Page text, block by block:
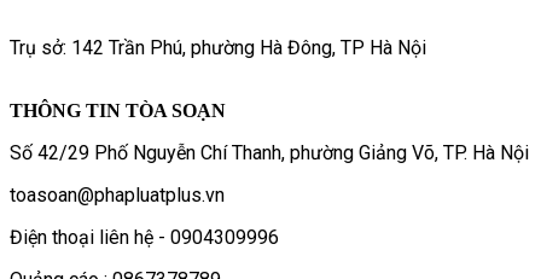
Trụ sở: 142 Trần Phú, phường Hà Đông, TP Hà Nội
THÔNG TIN TÒA SOẠN
Số 42/29 Phố Nguyễn Chí Thanh, phường Giảng Võ, TP. Hà Nội
toasoan@phapluatplus.vn
Điện thoại liên hệ - 0904309996